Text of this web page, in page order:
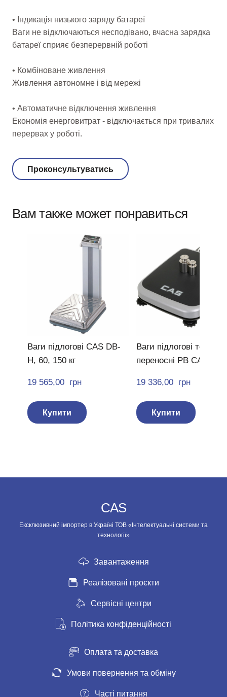
• Індикація низького заряду батареї
Ваги не відключаються несподівано, вчасна зарядка
батареї сприяє безперервній роботі
• Комбіноване живлення
Живлення автономне і від мережі
• Автоматичне відключення живлення
Економія енерговитрат - відключається при тривалих
перервах у роботі.
Проконсультуватись
Вам также может понравиться
Ваги підлогові CAS DB-
H, 60, 150 кг
19 565,00  грн
Купити
Ваги підлогові товарні
переносні PB CAS
19 336,00  грн
Купити
CAS
Ексклюзивний імпортер в Україні ТОВ «Інтелектуальні системи та
технології»
Завантаження
Реалізовані проєкти
Сервісні центри
Політика конфіденційності
Оплата та доставка
Умови повернення та обміну
Часті питання